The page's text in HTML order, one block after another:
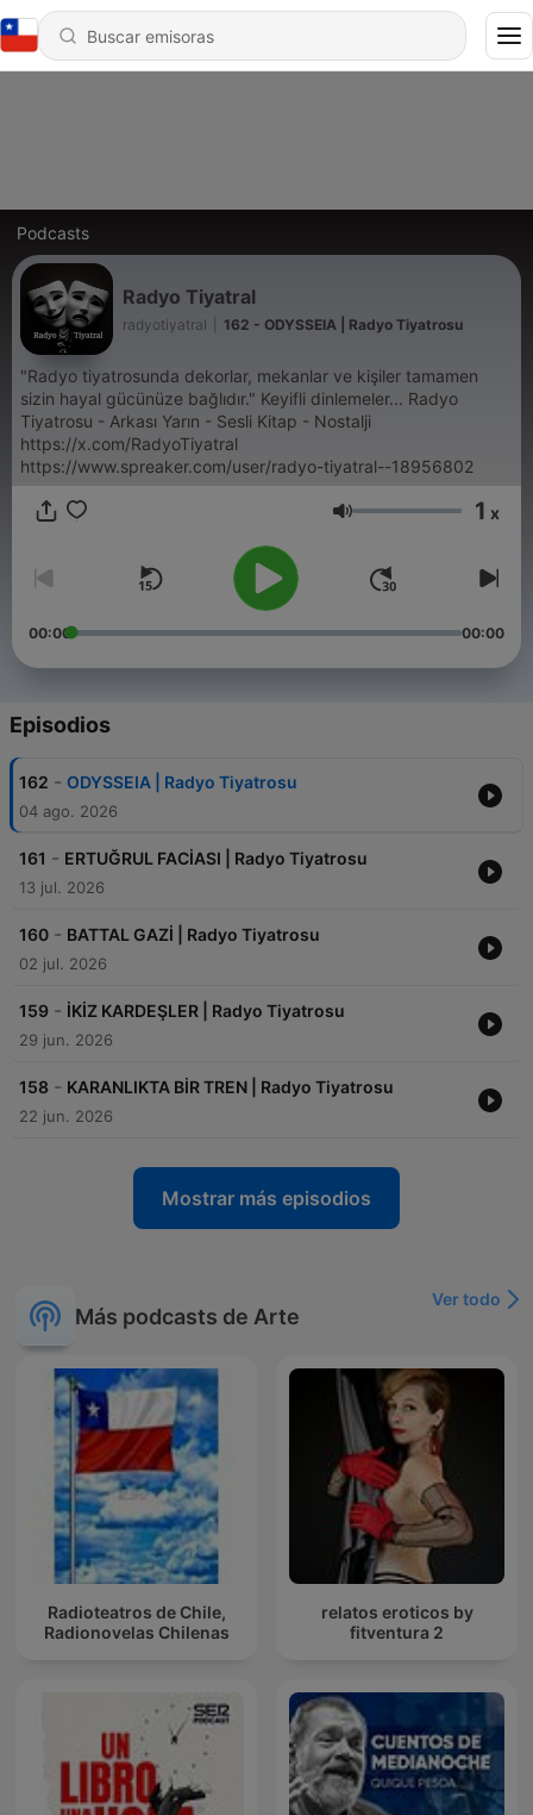
Podcasts
Radyo Tiyatral
radyotiyatral 162 - ODYSSEIA | Radyo Tiyatrosu
​"Radyo tiyatrosunda dekorlar, mekanlar ve kişiler tamamen
sizin hayal gücünüze bağlıdır." Keyifli dinlemeler... Radyo
Tiyatrosu - Arkası Yarın - Sesli Kitap - Nostalji
https://x.com/RadyoTiyatral
https://www.spreaker.com/user/radyo-tiyatral--18956802
Volumen 1 x
00:00 00:00
Episodios
162 - ODYSSEIA | Radyo Tiyatrosu
04 ago. 2026
161 - ERTUĞRUL FACİASI | Radyo Tiyatrosu
13 jul. 2026
160 - BATTAL GAZİ | Radyo Tiyatrosu
02 jul. 2026
159 - İKİZ KARDEŞLER | Radyo Tiyatrosu
29 jun. 2026
158 - KARANLIKTA BİR TREN | Radyo Tiyatrosu
22 jun. 2026
Mostrar más episodios
Más podcasts de Arte
Ver todo
Radioteatros de Chile,
Radionovelas Chilenas
relatos eroticos by
fitventura 2